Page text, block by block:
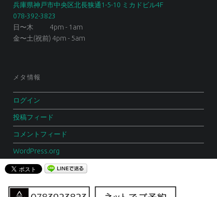
兵庫県神戸市中央区北長狭通1-5-10 ミカドビル4F
078-392-3823
日〜木 4pm - 1am
金〜土(祝前) 4pm - 5am
メタ情報
ログイン
投稿フィード
コメントフィード
WordPress.org